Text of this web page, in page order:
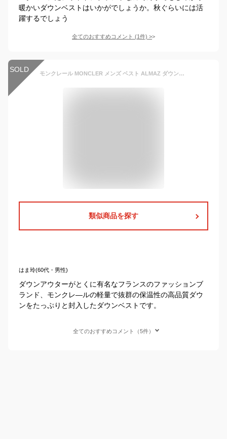
暖かいダウンベストはいかがでしょうか。秋ぐらいには活
躍するでしょう
全てのおすすめコメント (1件) >
SOLD モンクレール MONCLER メンズ ベスト ALMAZ ダウンベスト ブランド 1A00077 ALMAZ GILET 5396L P97 ブラック ネイビー系 outer-01
類似商品を探す
はま玲(60代・男性)
ダウンアウターがとくに有名なフランスのファッションブ
ランド、モンクレ―ルの軽量で抜群の保温性の高品質ダウ
ンをたっぷりと封入したダウンベストです。
全てのおすすめコメント（5件）